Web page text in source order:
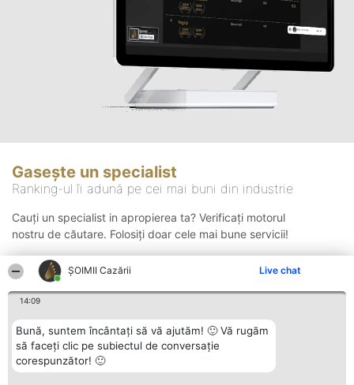
ȘOIMII Cazării Live chat
14:09
Bună, suntem încântați să vă ajutăm! 🙂 Vă rugăm
să faceți clic pe subiectul de conversație
corespunzător! 🙂
Gasește un specialist
Ranking-ul îi adună pe cei mai buni din industrie
Cauți un specialist in apropierea ta? Verificați motorul
nostru de căutare. Folosiți doar cele mai bune servicii!